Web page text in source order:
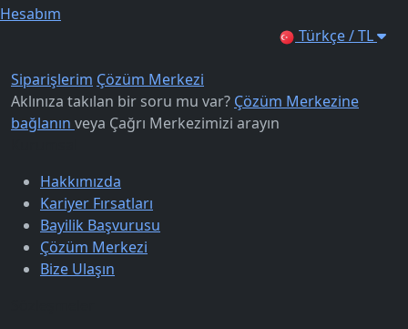
Hesabım
Türkçe / TL
Siparişlerim Çözüm Merkezi
Aklınıza takılan bir soru mu var? Çözüm Merkezine
bağlanın veya Çağrı Merkezimizi arayın
Hakkımızda
Kariyer Fırsatları
Bayilik Başvurusu
Çözüm Merkezi
Bize Ulaşın